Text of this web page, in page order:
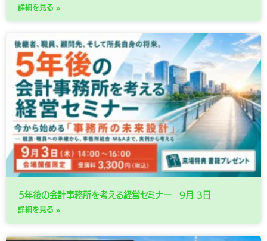
詳細を見る »
５年後の会計事務所を考える経営セミナー 9月 3日
詳細を見る »